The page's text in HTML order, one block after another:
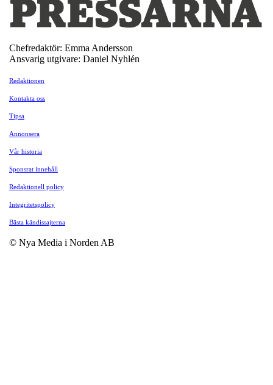
Chefredaktör: Emma Andersson
Ansvarig utgivare: Daniel Nyhlén
Redaktionen
Kontakta oss
Tipsa
Annonsera
Vår historia
Sponsrat innehåll
Redaktionell policy
Integritetspolicy
Bästa kändissajterna
© Nya Media i Norden AB